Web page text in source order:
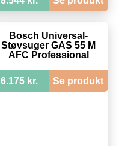
Bosch Universal-
Støvsuger GAS 55 M
AFC Professional
6.175 kr. Se produkt